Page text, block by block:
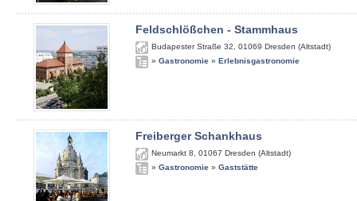
Feldschlößchen - Stammhaus
Budapester Straße 32 01069 Dresden (Altstadt)
» Gastronomie » Erlebnisgastronomie
Freiberger Schankhaus
Neumarkt 8 01067 Dresden (Altstadt)
» Gastronomie » Gaststätte